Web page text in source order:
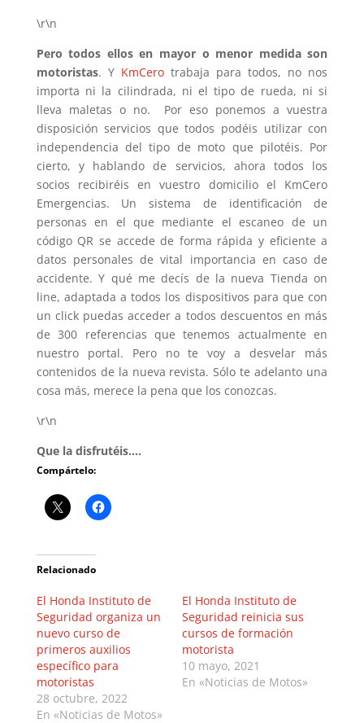
\r\n
Pero todos ellos en mayor o menor medida son
motoristas. Y KmCerotrabaja para todos, no nos
importa ni la cilindrada, ni el tipo de rueda, ni si
lleva maletas o no. Por eso ponemos a vuestra
disposición servicios que todos podéis utilizar con
independencia del tipo de moto que pilotéis. Por
cierto, y hablando de servicios, ahora todos los
socios recibiréis en vuestro domicilio el KmCero
Emergencias. Un sistema de identificación de
personas en el que mediante el escaneo de un
código QR se accede de forma rápida y eficiente a
datos personales de vital importancia en caso de
accidente. Y qué me decís de la nueva Tienda on
line, adaptada a todos los dispositivos para que con
un click puedas acceder a todos descuentos en más
de 300 referencias que tenemos actualmente en
nuestro portal. Pero no te voy a desvelar más
contenidos de la nueva revista. Sólo te adelanto una
cosa más, merece la pena que los conozcas.
\r\n
Que la disfrutéis….
Compártelo:
Relacionado
El Honda Instituto de
Seguridad organiza un
nuevo curso de
primeros auxilios
específico para
motoristas
28 octubre, 2022
En «Noticias de Motos»
El Honda Instituto de
Seguridad reinicia sus
cursos de formación
motorista
10 mayo, 2021
En «Noticias de Motos»